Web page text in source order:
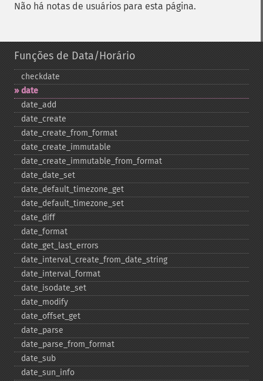
Não há notas de usuários para esta página.
Funções de Data/Horário
checkdate
date
date_​add
date_​create
date_​create_​from_​format
date_​create_​immutable
date_​create_​immutable_​from_​format
date_​date_​set
date_​default_​timezone_​get
date_​default_​timezone_​set
date_​diff
date_​format
date_​get_​last_​errors
date_​interval_​create_​from_​date_​string
date_​interval_​format
date_​isodate_​set
date_​modify
date_​offset_​get
date_​parse
date_​parse_​from_​format
date_​sub
date_​sun_​info